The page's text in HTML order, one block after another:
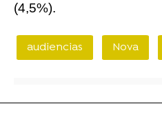
(4,5%).
audiencias Nova